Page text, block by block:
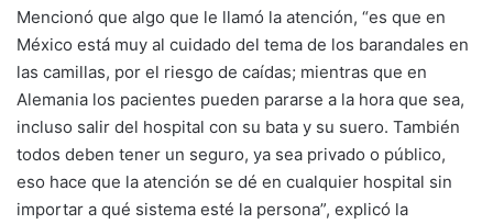
Mencionó que algo que le llamó la atención, “es que en
México está muy al cuidado del tema de los barandales en
las camillas, por el riesgo de caídas; mientras que en
Alemania los pacientes pueden pararse a la hora que sea,
incluso salir del hospital con su bata y su suero. También
todos deben tener un seguro, ya sea privado o público,
eso hace que la atención se dé en cualquier hospital sin
importar a qué sistema esté la persona”, explicó la